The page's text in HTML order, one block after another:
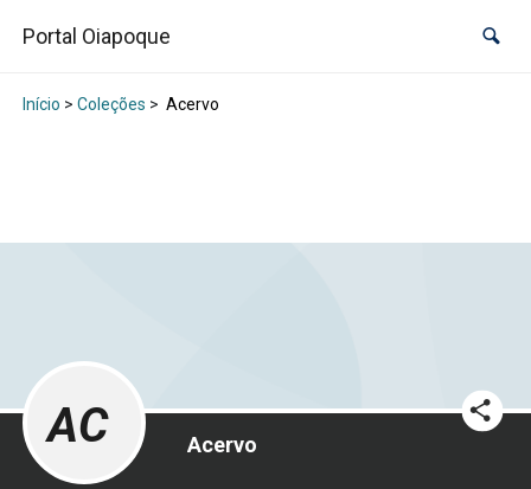
Portal Oiapoque
Início > Coleções > Acervo
AC Acervo